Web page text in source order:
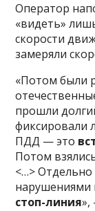
Оператор
«видеть»
скорости
замеряли
«Потом были
прошли
фиксировали
ПДД — это
Потом
<…> Отдельно
нарушениями
стоп-линия»,